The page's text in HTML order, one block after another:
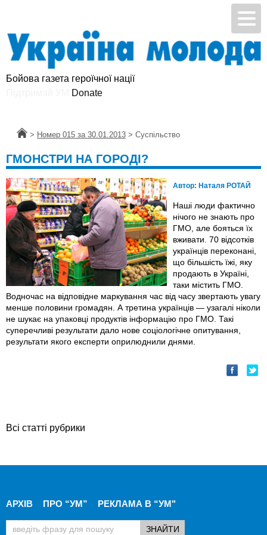
Бойова газета героїчної нації
Donate
Головна
> Номер 015 за 30.01.2013 > Суспільство
ГМОНСТРИ НА ГОРОДІ?
Автор: Наталя РОТАЙ
Наші люди фактично
нічого не знають про
ГМО, але бояться їх
вживати. 70 відсотків
українців переконані,
що більшість їжі, яку
продають в Україні,
таки містить ГМО.
Водночас на відповідне маркування час від часу звертають увагу
менше половини громадян. А третина українців — узагалі ніколи
не шукає на упаковці продуктів інформацію про ГМО. Такі
суперечливі результати дало нове соціологічне опитування,
результати якого експерти оприлюднили днями.
Всі статті рубрики
АРХІВ ПРО “УМ” РЕКЛАМА В “УМ"